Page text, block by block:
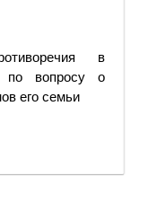
в
по вопросу о
его семьи